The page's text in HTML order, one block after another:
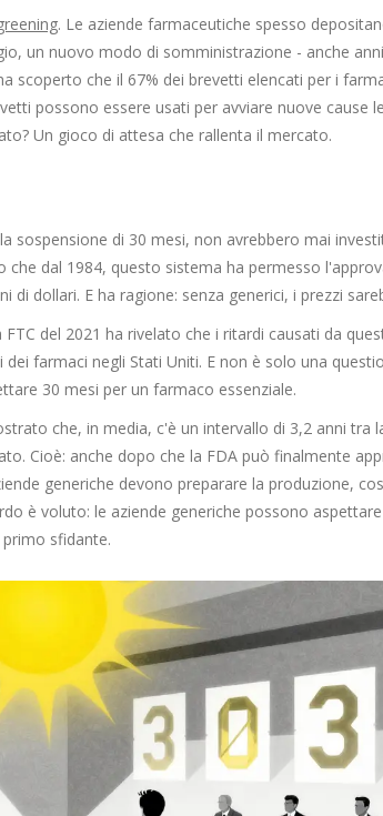
. Le aziende farmaceutiche spesso
un nuovo modo di somministrazione - anche
scoperto che il 67% dei brevetti elencati per i
possono essere usati per avviare nuove cause
Un gioco di attesa che rallenta il mercato.
sospensione di 30 mesi, non avrebbero mai
dal 1984, questo sistema ha permesso
dollari. E ha ragione: senza generici, i prezzi
del 2021 ha rivelato che i ritardi causati da
farmaci negli Stati Uniti. E non è solo una
30 mesi per un farmaco essenziale.
che, in media, c'è un intervallo di 3,2 anni tra
Cioè: anche dopo che la FDA può finalmente
generiche devono preparare la produzione,
è voluto: le aziende generiche possono
sfidante.